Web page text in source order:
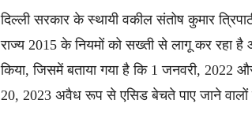
दिल्ली सरकार के स्थायी वकील संतोष कुमार
राज्य 2015 के नियमों को सख्ती से लागू कर रहा है
किया, जिसमें बताया गया है कि 1 जनवरी, 2022
20, 2023 अवैध रूप से एसिड बेचते पाए जाने